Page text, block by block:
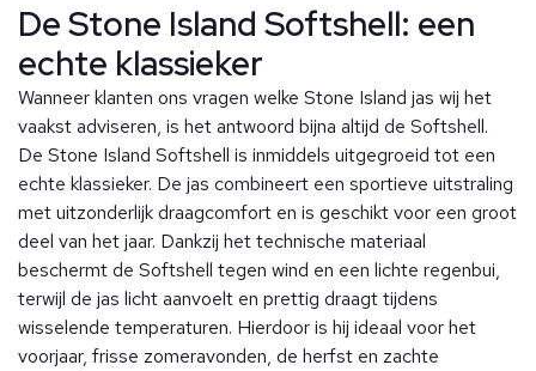
De Stone Island Softshell: een
echte klassieker
Wanneer klanten ons vragen welke Stone Island jas wij het
vaakst adviseren, is het antwoord bijna altijd de Softshell.
De Stone Island Softshell is inmiddels uitgegroeid tot een
echte klassieker. De jas combineert een sportieve uitstraling
met uitzonderlijk draagcomfort en is geschikt voor een groot
deel van het jaar. Dankzij het technische materiaal
beschermt de Softshell tegen wind en een lichte regenbui,
terwijl de jas licht aanvoelt en prettig draagt tijdens
wisselende temperaturen. Hierdoor is hij ideaal voor het
voorjaar, frisse zomeravonden, de herfst en zachte